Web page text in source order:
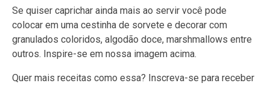
Se quiser caprichar ainda mais ao servir você pode
colocar em uma cestinha de sorvete e decorar com
granulados coloridos, algodão doce, marshmallows entre
outros. Inspire-se em nossa imagem acima.
Quer mais receitas como essa? Inscreva-se para receber